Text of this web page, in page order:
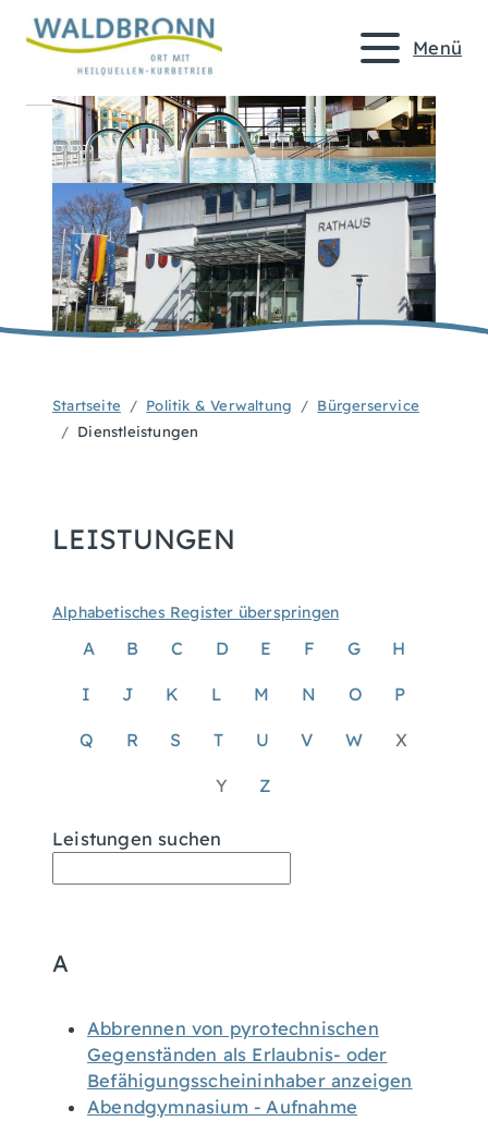
Menü
Startseite Politik & Verwaltung
Bürgerservice
Dienstleistungen
LEISTUNGEN
Alphabetisches Register überspringen
A B C D E F G H
I J K L M N O P
Q R S T U V W X
Y Z
Leistungen suchen
A
Abbrennen von pyrotechnischen
Gegenständen als Erlaubnis- oder
Befähigungsscheininhaber anzeigen
Abendgymnasium - Aufnahme